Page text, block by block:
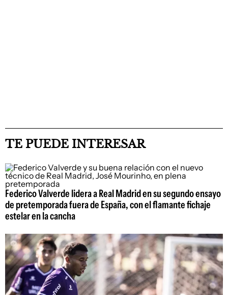
TE PUEDE INTERESAR
Federico Valverde lidera a Real Madrid en su segundo ensayo
de pretemporada fuera de España, con el flamante fichaje
estelar en la cancha